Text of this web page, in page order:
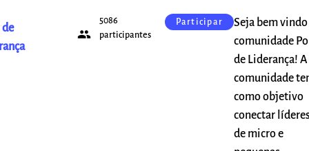
people
5086
participantes
Participar
Seja bem vindo
comunidade
de Liderança! A
comunidade
como objetivo
conectar
de micro e